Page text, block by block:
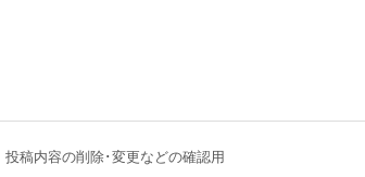
投稿内容の削除･変更などの確認用